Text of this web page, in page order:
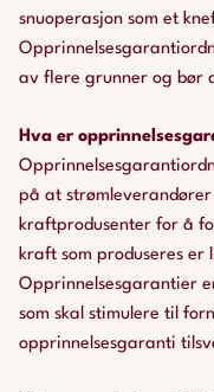
snuoperasjon som et
av flere grunner og bør
Hva er
på at
kraftprodusenter for å
kraft som produseres er
Opprinnelsesgarantier
som skal stimulere til
opprinnelsesgaranti